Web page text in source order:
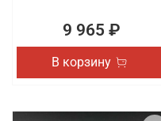
9 965 ₽
В корзину